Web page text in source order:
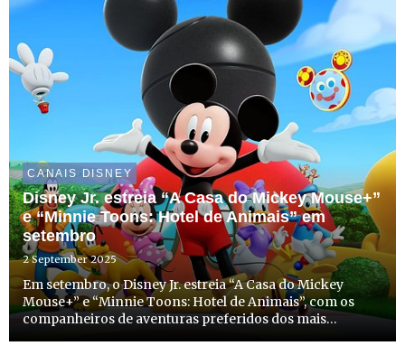
CANAIS DISNEY
Disney Jr. estreia “A Casa do Mickey Mouse+”
e “Minnie Toons: Hotel de Animais” em
setembro
2 September 2025
Em setembro, o Disney Jr. estreia “A Casa do Mickey
Mouse+” e “Minnie Toons: Hotel de Animais”, com os
companheiros de aventuras preferidos dos mais